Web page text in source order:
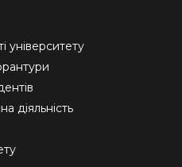
університету
діяльність